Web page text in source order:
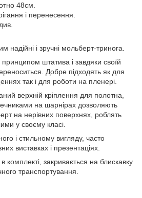
48см.
і перенесення.
надійні і зручні мольберт-тринога.
штатива і завдяки своїй
Добре підходять як для
так і для роботи на пленері.
верхній кріплення для полотна,
на шарнірах дозволяють
на нерівних поверхнях, роблять
у своєму класі.
і стильному вигляду, часто
виставках і презентаціях.
комплекті, закривається на блискавку
транспортування.